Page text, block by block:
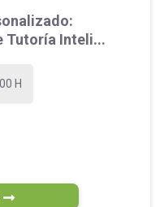
Tutoría Inteli...
H